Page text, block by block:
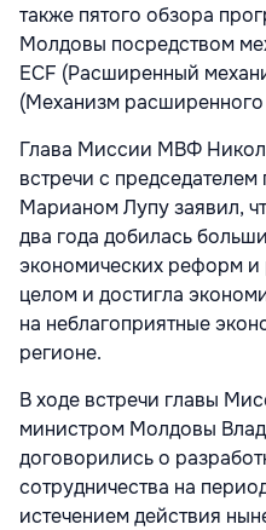
также пятого обзора
Молдовы посредством
ECF (Расширенный
(Механизм
Глава Миссии МВФ
встречи с
Марианом Лупу заявил,
два года добилась
экономических реформ и
целом и достигла
на неблагоприятные
регионе.
В ходе встречи главы
министром Молдовы
договорились о
сотрудничества на
истечением действия